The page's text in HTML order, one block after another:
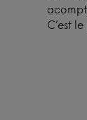
C’est